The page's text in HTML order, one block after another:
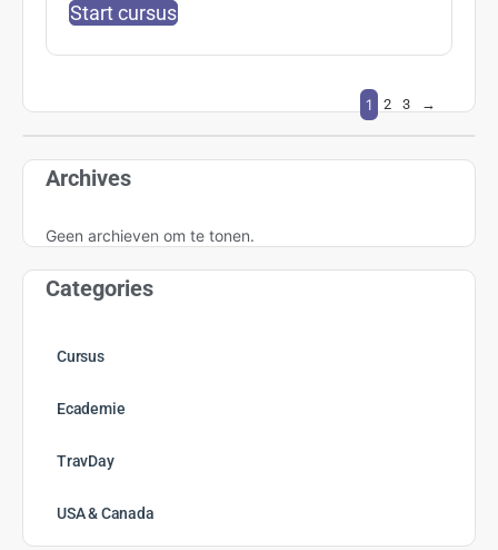
Start cursus
1 2 3 →
Archives
Geen archieven om te tonen.
Categories
Cursus
Ecademie
TravDay
USA & Canada